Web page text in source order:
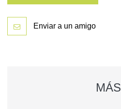
Enviar a un amigo
MÁS